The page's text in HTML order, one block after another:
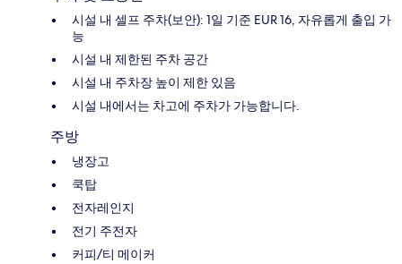
시설 내 셀프 주차(보안): 1일 기준 EUR 16, 자유롭게 출입 가
능
시설 내 제한된 주차 공간
시설 내 주차장 높이 제한 있음
시설 내에서는 차고에 주차가 가능합니다.
주방
냉장고
쿡탑
전자레인지
전기 주전자
커피/티 메이커